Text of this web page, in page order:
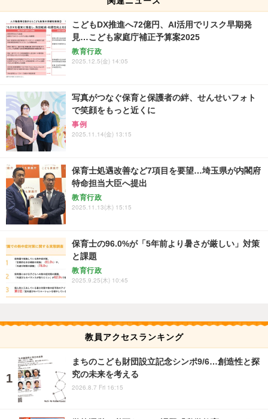
こどもDX推進へ72億円、AI活用でリスク早期発
見…こども家庭庁補正予算案2025
教育行政
2025.12.5(金) 14:05
写真がつなぐ保育と保護者の絆、せんせいフォト
で笑顔をもっと近くに
事例
2025.11.14(金) 13:15
保育士処遇改善など7項目を要望…埼玉県が内閣府
特命担当大臣へ提出
教育行政
2025.11.13(木) 15:15
保育士の96.0%が「5年前より暑さが厳しい」対策
と課題
教育行政
2025.9.25(木) 10:45
教員アクセスランキング
まちのこども財団設立記念シンポ9/6…創造性と探
究の未来を考える
2026.8.7 Fri 16:15